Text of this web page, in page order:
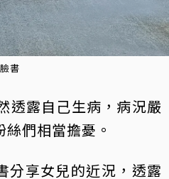
書
透露自己生病，病況嚴
們相當擔憂。
分享女兒的近況，透露